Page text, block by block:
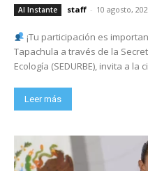
Al Instante staff - 10 agosto,
¡Tu participación es
Tapachula a través de la
Ecología (SEDURBE), invita a la
Leer más